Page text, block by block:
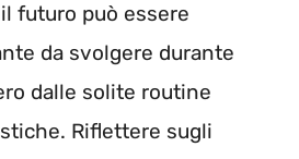
futuro può essere
da svolgere durante
dalle solite routine
Riflettere sugli